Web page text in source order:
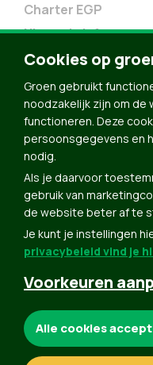
Charter EGP
Nieuwsbrief
Doe Mee
Contact
Groen in je buurt
Meldpunt
Word lid
Agenda
Bekijk kalender
Verleng je
Programma oktober
Programma juni
Downloads
Webshop
Cookies op
Groen gebruikt
noodzakelijk zijn om
functioneren. Deze
persoonsgegevens en
nodig.
Als je daarvoor
gebruik van
de website beter af te
Je kunt je instellingen
privacybeleid vind je
Voorkeuren
Alle cookies